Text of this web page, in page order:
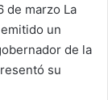
de marzo La
un
de la
su